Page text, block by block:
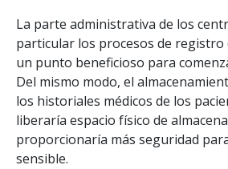
La parte administrativa de los
particular los procesos de registro
un punto beneficioso para
Del mismo modo, el
los historiales médicos de los
liberaría espacio físico de
proporcionaría más seguridad
sensible.